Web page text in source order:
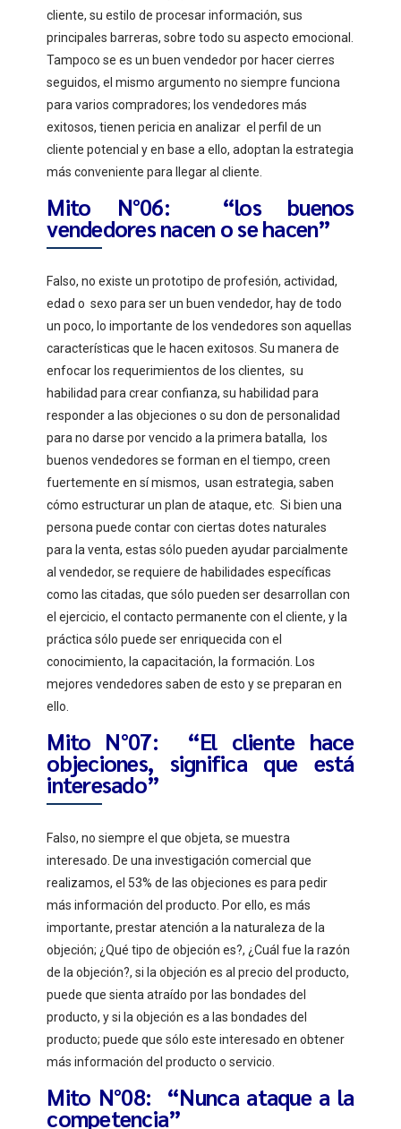
cliente, su estilo de procesar información, sus
principales barreras, sobre todo su aspecto emocional.
Tampoco se es un buen vendedor por hacer cierres
seguidos, el mismo argumento no siempre funciona
para varios compradores; los vendedores más
exitosos, tienen pericia en analizar el perfil de un
cliente potencial y en base a ello, adoptan la estrategia
más conveniente para llegar al cliente.
Mito N°06: “los buenos
vendedores nacen o se hacen”
Falso, no existe un prototipo de profesión, actividad,
edad o sexo para ser un buen vendedor, hay de todo
un poco, lo importante de los vendedores son aquellas
características que le hacen exitosos. Su manera de
enfocar los requerimientos de los clientes, su
habilidad para crear confianza, su habilidad para
responder a las objeciones o su don de personalidad
para no darse por vencido a la primera batalla, los
buenos vendedores se forman en el tiempo, creen
fuertemente en sí mismos, usan estrategia, saben
cómo estructurar un plan de ataque, etc. Si bien una
persona puede contar con ciertas dotes naturales
para la venta, estas sólo pueden ayudar parcialmente
al vendedor, se requiere de habilidades específicas
como las citadas, que sólo pueden ser desarrollan con
el ejercicio, el contacto permanente con el cliente, y la
práctica sólo puede ser enriquecida con el
conocimiento, la capacitación, la formación. Los
mejores vendedores saben de esto y se preparan en
ello.
Mito N°07: “El cliente hace
objeciones, significa que está
interesado”
Falso, no siempre el que objeta, se muestra
interesado. De una investigación comercial que
realizamos, el 53% de las objeciones es para pedir
más información del producto. Por ello, es más
importante, prestar atención a la naturaleza de la
objeción; ¿Qué tipo de objeción es?, ¿Cuál fue la razón
de la objeción?, si la objeción es al precio del producto,
puede que sienta atraído por las bondades del
producto, y si la objeción es a las bondades del
producto; puede que sólo este interesado en obtener
más información del producto o servicio.
Mito N°08: “Nunca ataque a la
competencia”